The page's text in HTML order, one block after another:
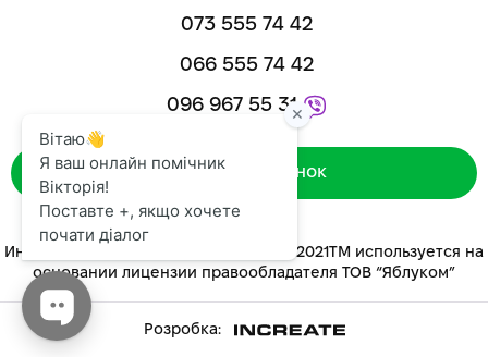
073 555 74 42
066 555 74 42
096 967 55 31
Зворотний дзвінок
Интернет-магазин «ЯБЛУКОМ™» 2014-2021ТМ используется на
основании лицензии правообладателя ТОВ “Яблуком”
Розробка: